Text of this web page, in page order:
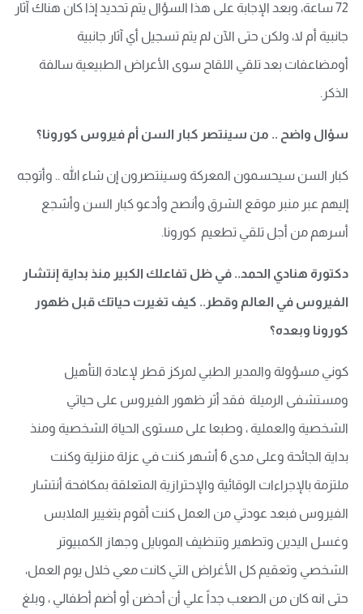
72 ساعة، وبعد الإجابة على هذا السؤال يتم تحديد إذا كان هناك آثار
جانبية أم لا، ولكن حتى الآن لم يتم تسجيل أي آثار جانبية
أومضاعفات بعد تلقي اللقاح سوى الأعراض الطبيعية سالفة
الذكر.
سؤال واضح .. من سينتصر كبار السن أم فيروس كورونا؟
كبار السن سيحسمون المعركة وسينتصرون إن شاء الله .. وأتوجه
إليهم عبر منبر موقع الشرق وأنصح وأدعو كبار السن وأشجع
أسرهم من أجل تلقي تطعيم كورونا.
دكتورة هنادي الحمد.. في ظل تفاعلك الكبير منذ بداية إنتشار
الفيروس في العالم وقطر.. كيف تغيرت حياتك قبل ظهور
كورونا وبعده؟
كوني مسؤولة والمدير الطبي لمركز قطر لإعادة التأهيل
ومستشفى الرميلة فقد أثر ظهور الفيروس على حياتي
الشخصية والعملية ، وطبعا على مستوى الحياة الشخصية ومنذ
بداية الجائحة وعلى مدى 6 أشهر كنت في عزلة منزلية وكنت
ملتزمة بالإجراءات الوقائية والإحترازية المتعلقة بمكافحة أنتشار
الفيروس فبعد عودتي من العمل كنت أقوم بتغيير الملابس
وغسل اليدين وتطهير وتنظيف الموبايل وجهاز الكمبيوتر
الشخصي وتعقيم كل الأغراض التي كانت معي خلال يوم العمل،
حتى انه كان من الصعب جداً علي أن أحضن أو أضم أطفالي ، وبلغ